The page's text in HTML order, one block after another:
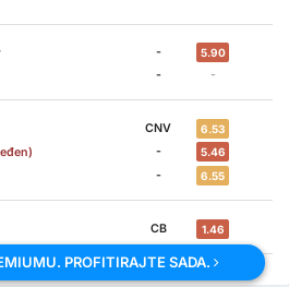
- 5.90
-
-
CNV 6.53
- 5.46
- 6.55
CB 1.46
PROFITIRAJTE SADA.